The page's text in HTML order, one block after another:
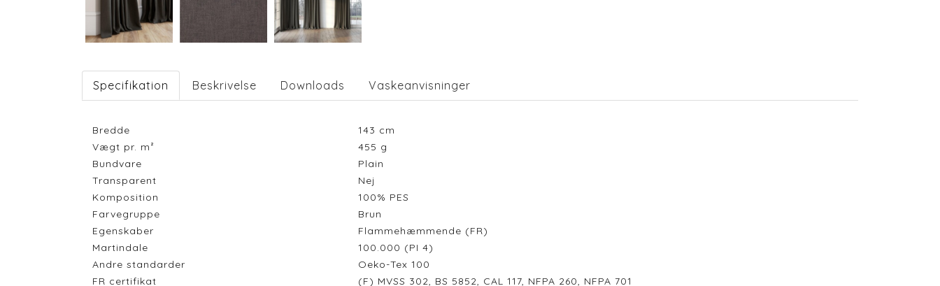
Specifikation Beskrivelse Downloads Vaskeanvisninger
Bredde 143 cm
Vægt pr. m²
455 g
Bundvare
Plain
Transparent
Nej
Komposition
100% PES
Farvegruppe
Brun
Egenskaber
Flammehæmmende (FR)
Martindale
100.000 (PI 4)
Andre standarder
Oeko-Tex 100
FR certifikat
(F) MVSS 302, BS 5852, CAL 117, NFPA 260, NFPA 701